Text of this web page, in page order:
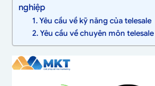
nghiệp
1. Yêu cầu về kỹ năng của telesale
2. Yêu cầu về chuyên môn telesale